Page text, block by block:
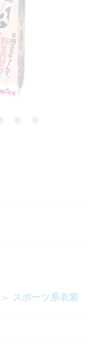
＞ スポーツ系衣装